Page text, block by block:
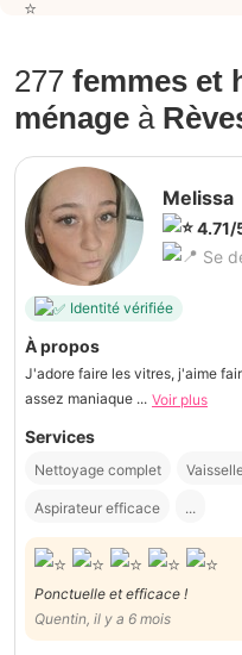
277 femmes et
ménage à
Melissa
4.71/
Se
Identité vérifiée
À propos
J'adore faire les vitres, j'aime
assez maniaque ... Voir plus
Services
Nettoyage complet
Aspirateur efficace ...
Ponctuelle et efficace !
Quentin, il y a 6 mois